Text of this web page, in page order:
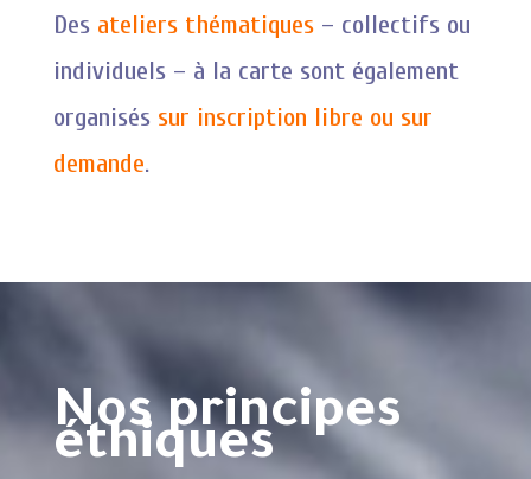
Des ateliers thématiques– collectifs ou
individuels – à la carte sont également
organisés sur inscription libre ou sur
demande.
Nos principes
éthiques